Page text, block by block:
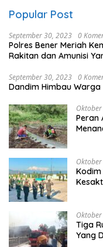
Popular Post
September 30, 2023 0
Polres Bener Meriah
Rakitan dan Amunisi
September 30, 2023 0
Dandim Himbau
Peran
Kodim
Tiga
Yang